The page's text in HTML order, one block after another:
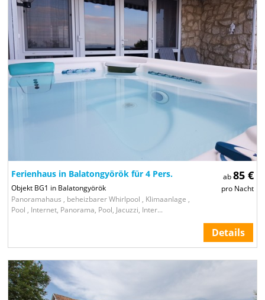
ab85 €
pro Nacht
Ferienhaus in Balatongyörök für 4 Pers.
Objekt BG1 in Balatongyörök
Panoramahaus , beheizbarer Whirlpool , Klimaanlage ,
Pool , Internet, Panorama, Pool, Jacuzzi, Inter...
Details